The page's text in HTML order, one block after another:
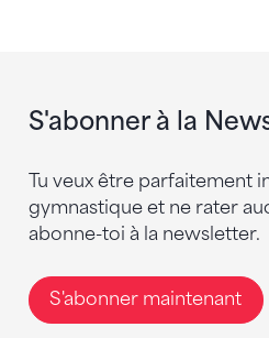
S'abonner à la
Tu veux être parfaitement
gymnastique et ne rater
abonne-toi à la newsletter.
S'abonner maintenant